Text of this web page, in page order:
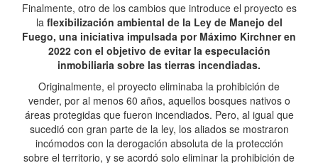
Finalmente, otro de los cambios que introduce el proyecto es
la flexibilización ambiental de la Ley de Manejo del
Fuego, una iniciativa impulsada por Máximo Kirchner en
2022 con el objetivo de evitar la especulación
inmobiliaria sobre las tierras incendiadas.
Originalmente, el proyecto eliminaba la prohibición de
vender, por al menos 60 años, aquellos bosques nativos o
áreas protegidas que fueron incendiados. Pero, al igual que
sucedió con gran parte de la ley, los aliados se mostraron
incómodos con la derogación absoluta de la protección
sobre el territorio, y se acordó solo eliminar la prohibición de